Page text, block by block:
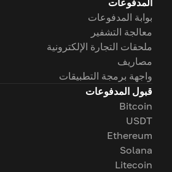
بوابة المدفوعات
معالجة التشفير
ملحقات التجارة الإلكترونية
مصاريف
واجهة برمجة التطبيقات
قبول المدفوعات
Bitcoin
USDT
Ethereum
Solana
Litecoin